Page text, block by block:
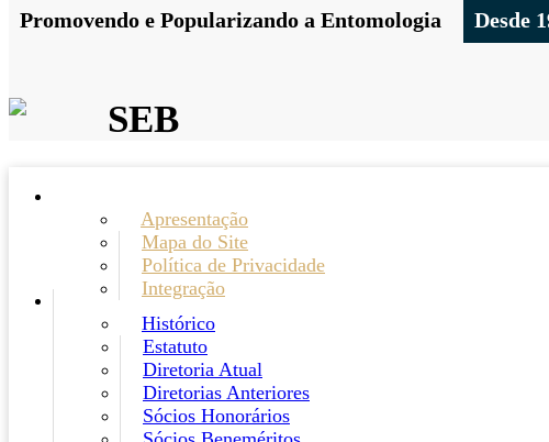
Promovendo e Popularizando a Entomologia Desde
SEB
Apresentação
Mapa do Site
Política de Privacidade
Integração
Histórico
Estatuto
Diretoria Atual
Diretorias Anteriores
Sócios Honorários